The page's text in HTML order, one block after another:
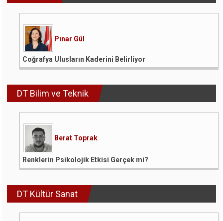
Pınar Gül
Coğrafya Ulusların Kaderini Belirliyor
DT Bilim ve Teknik
Berat Toprak
Renklerin Psikolojik Etkisi Gerçek mi?
DT Kültür Sanat